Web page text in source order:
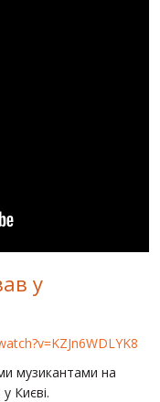
у
музикантами на
Києві.